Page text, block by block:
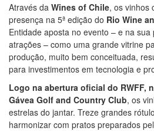
Através da Wines of Chile, os vinhos
presença na 5ª edição do Rio Wine
Entidade aposta no evento – e na
atrações – como uma grande vitrine
produção, muito bem conceituada,
para investimentos em tecnologia e
Logo na abertura oficial do RWFF,
Gávea Golf and Country Club, os
estrelas do jantar. Treze grandes
harmonizar com pratos preparados